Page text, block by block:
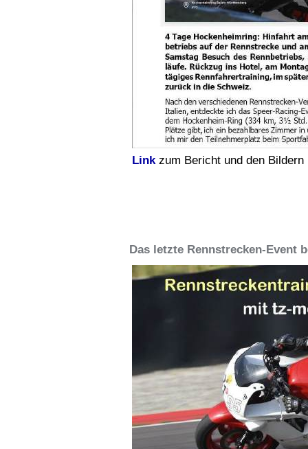
Linkzum Bericht und den Bildern
Das letzte Rennstrecken-Event